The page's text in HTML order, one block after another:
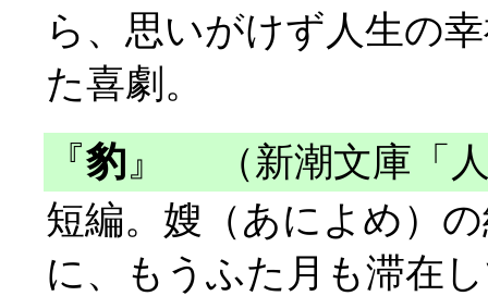
ら、思いがけず人生の
た喜劇。
『豹 』
（新潮文庫「
短編。嫂（あによめ）
に、もうふた月も滞在